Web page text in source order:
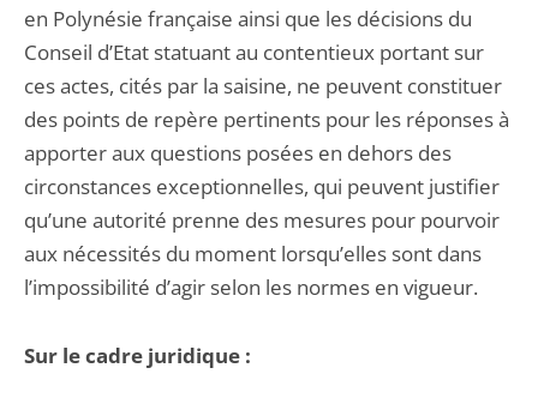
en Polynésie française ainsi que les décisions du
Conseil d’Etat statuant au contentieux portant sur
ces actes, cités par la saisine, ne peuvent constituer
des points de repère pertinents pour les réponses à
apporter aux questions posées en dehors des
circonstances exceptionnelles, qui peuvent justifier
qu’une autorité prenne des mesures pour pourvoir
aux nécessités du moment lorsqu’elles sont dans
l’impossibilité d’agir selon les normes en vigueur.
Sur le cadre juridique :